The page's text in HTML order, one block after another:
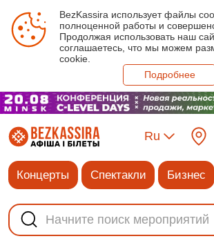
BezKassira использует файлы
полноценной работы и
Продолжая использовать наш
соглашаетесь, что мы можем
cookie.
Подробнее
Ru
Концерты Спектакли Бизнес